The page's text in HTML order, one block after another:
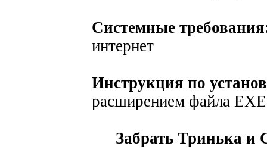
Системные
интернет
Инструкция по
расширением файла EXE
Забрать Тринька и